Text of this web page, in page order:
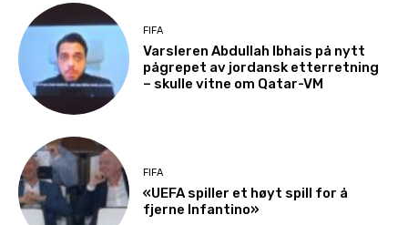
FIFA
Varsleren Abdullah Ibhais på nytt
pågrepet av jordansk etterretning
– skulle vitne om Qatar-VM
FIFA
«UEFA spiller et høyt spill for å
fjerne Infantino»